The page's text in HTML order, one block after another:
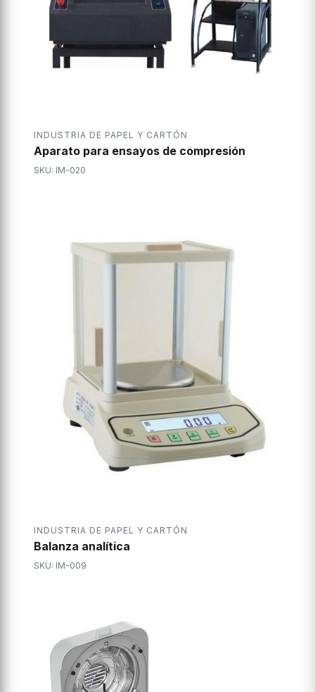
INDUSTRIA DE PAPEL Y CARTÓN
Aparato para ensayos de compresión
SKU: IM-020
INDUSTRIA DE PAPEL Y CARTÓN
Balanza analítica
SKU: IM-009